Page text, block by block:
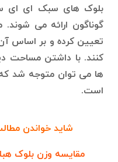
گوناگون ارائه می شوند.
تعیین کرده و بر اساس آن
کنند. با داشتن مساحت
ها می توان متوجه شد
است.
شاید خواندن
مقایسه وزن بلوک